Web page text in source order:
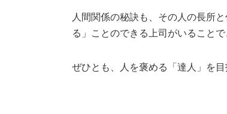
人間関係の秘訣も、その人の長所
る」ことのできる上司がいること
ぜひとも、人を褒める「達人」を